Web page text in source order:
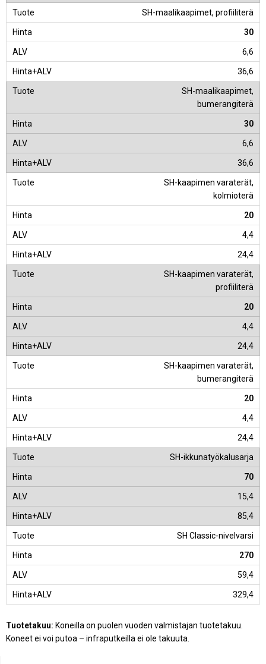
SH-maalikaapimet, profiiliterä
30
6,6
36,6
SH-maalikaapimet,
bumerangiterä
30
6,6
36,6
SH-kaapimen varaterät,
kolmioterä
20
4,4
24,4
SH-kaapimen varaterät,
profiiliterä
20
4,4
24,4
SH-kaapimen varaterät,
bumerangiterä
20
4,4
24,4
SH-ikkunatyökalusarja
70
15,4
85,4
SH Classic-nivelvarsi
270
59,4
329,4
Tuotetakuu: Koneilla on puolen vuoden valmistajan tuotetakuu.
Koneet ei voi putoa – infraputkeilla ei ole takuuta.